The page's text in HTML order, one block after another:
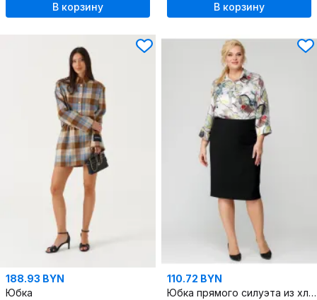
В корзину В корзину
188.93 BYN
Юбка
110.72 BYN
Юбка прямого силуэта из хлопка с шлицей и вытачками